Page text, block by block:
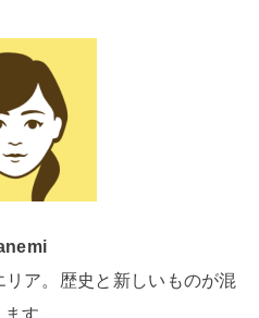
ア。歴史と新しいものが混
す。